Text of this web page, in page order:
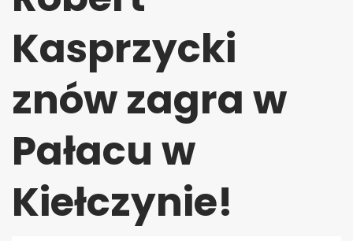
Kasprzycki
znów zagra w
Pałacu w
Kiełczynie!